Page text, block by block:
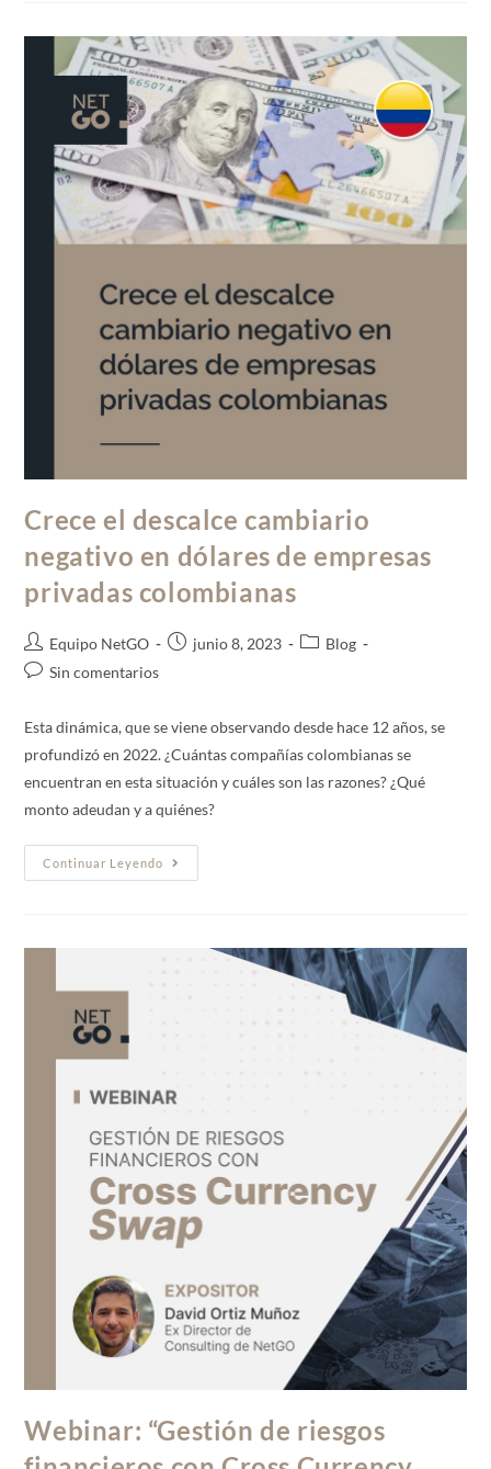
Crece el descalce cambiario
negativo en dólares de empresas
privadas colombianas
Equipo NetGO junio 8, 2023
Blog
Sin comentarios
Esta dinámica, que se viene observando desde hace 12 años, se
profundizó en 2022. ¿Cuántas compañías colombianas se
encuentran en esta situación y cuáles son las razones? ¿Qué
monto adeudan y a quiénes?
Continuar Leyendo
Webinar: “Gestión de riesgos